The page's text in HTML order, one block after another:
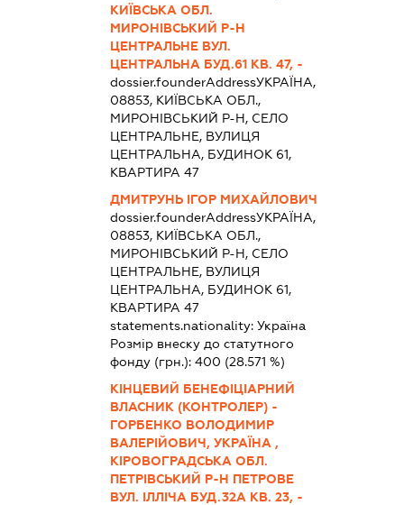
КИЇВСЬКА ОБЛ.
МИРОНІВСЬКИЙ Р-Н
ЦЕНТРАЛЬНЕ ВУЛ.
ЦЕНТРАЛЬНА БУД.61 КВ. 47, -
dossier.founderAddressУКРАЇНА,
08853, КИЇВСЬКА ОБЛ.,
МИРОНІВСЬКИЙ Р-Н, СЕЛО
ЦЕНТРАЛЬНЕ, ВУЛИЦЯ
ЦЕНТРАЛЬНА, БУДИНОК 61,
КВАРТИРА 47
ДМИТРУНЬ ІГОР МИХАЙЛОВИЧ
dossier.founderAddressУКРАЇНА,
08853, КИЇВСЬКА ОБЛ.,
МИРОНІВСЬКИЙ Р-Н, СЕЛО
ЦЕНТРАЛЬНЕ, ВУЛИЦЯ
ЦЕНТРАЛЬНА, БУДИНОК 61,
КВАРТИРА 47
statements.nationality:Україна
Розмір внеску до статутного
фонду (грн.):400 (28.571 %)
КІНЦЕВИЙ БЕНЕФІЦІАРНИЙ
ВЛАСНИК (КОНТРОЛЕР) -
ГОРБЕНКО ВОЛОДИМИР
ВАЛЕРІЙОВИЧ, УКРАЇНА ,
КІРОВОГРАДСЬКА ОБЛ.
ПЕТРІВСЬКИЙ Р-Н ПЕТРОВЕ
ВУЛ. ІЛЛІЧА БУД.32А КВ. 23, -